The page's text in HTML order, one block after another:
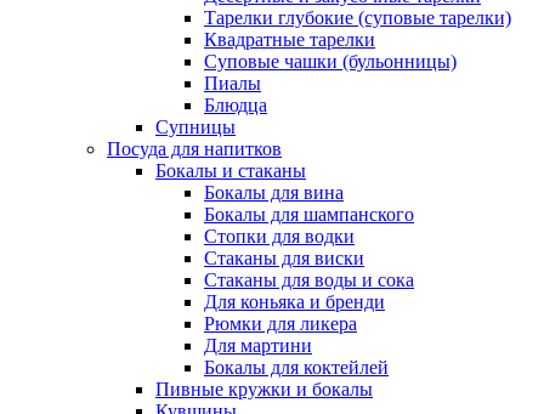
Тарелки глубокие (суповые тарелки)
Квадратные тарелки
Суповые чашки (бульонницы)
Пиалы
Блюдца
Супницы
Посуда для напитков
Бокалы и стаканы
Бокалы для вина
Бокалы для шампанского
Стопки для водки
Стаканы для виски
Стаканы для воды и сока
Для коньяка и бренди
Рюмки для ликера
Для мартини
Бокалы для коктейлей
Пивные кружки и бокалы